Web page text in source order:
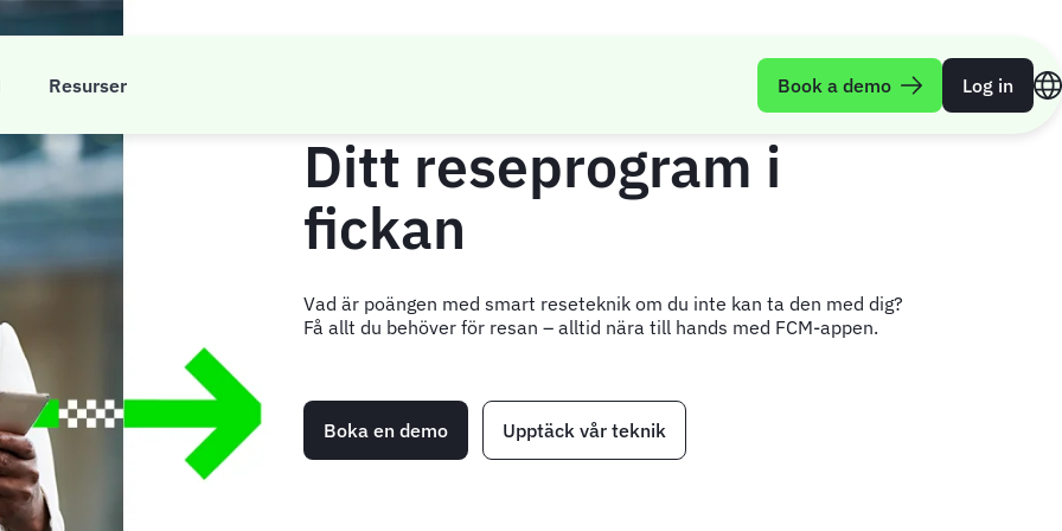
Resurser Book a demo Log in
Ditt reseprogram i
fickan
Vad är poängen med smart reseteknik om du inte kan ta den med dig?
Få allt du behöver för resan – alltid nära till hands med FCM-appen.
Boka en demo Upptäck vår teknik